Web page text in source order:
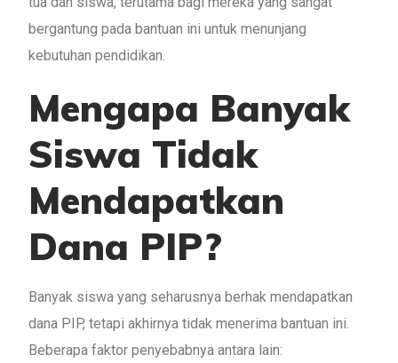
bergantung pada bantuan ini untuk menunjang
kebutuhan pendidikan.
Mengapa Banyak
Siswa Tidak
Mendapatkan
Dana PIP?
Banyak siswa yang seharusnya berhak mendapatkan
dana PIP, tetapi akhirnya tidak menerima bantuan ini.
Beberapa faktor penyebabnya antara lain: